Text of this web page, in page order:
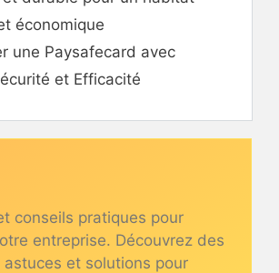
économique
une Paysafecard avec
et Efficacité
conseils pratiques pour
entreprise. Découvrez des
et solutions pour